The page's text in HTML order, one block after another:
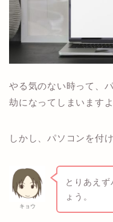
やる気のない時って、
劫になってしまいますよ
しかし、パソコンを付
キョウ
とりあえ
ょう。